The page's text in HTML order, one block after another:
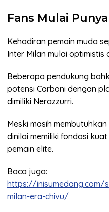
Fans Mulai
Kehadiran pemain muda
Inter Milan mulai optimistis
Beberapa pendukung
potensi Carboni dengan
dimiliki Nerazzurri.
Meski masih
dinilai memiliki fondasi
pemain elite.
Baca juga:
https://inisumedang.com/
milan-era-chivu/